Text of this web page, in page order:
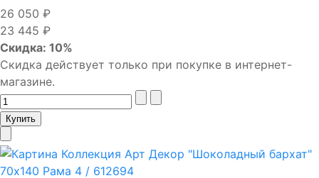
26 050 ₽
23 445 ₽
Скидка: 10%
Скидка действует только при покупке в интернет-
магазине.